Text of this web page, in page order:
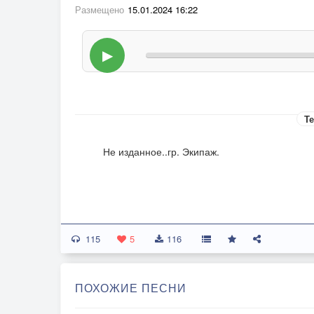
Размещено 15.01.2024 16:22
▶
Не изданное..гр. Экипаж.
115 5 116
ПОХОЖИЕ ПЕСНИ